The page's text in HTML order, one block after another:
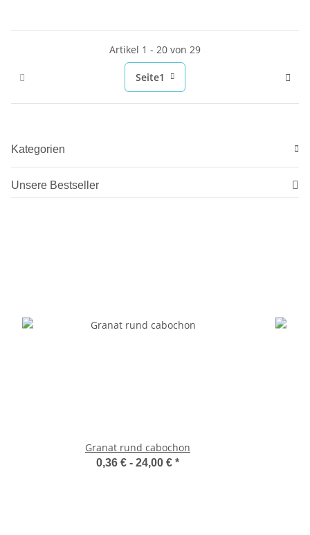
Artikel 1 - 20 von 29
Seite1
Kategorien
Unsere Bestseller
Granat rund cabochon
0,36 € - 24,00 € *